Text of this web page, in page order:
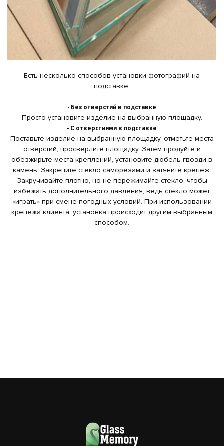
Есть несколько способов установки фотографий на
подставке:
- Без отверстий в подставке
Просто установите изделие на выбранную площадку.
- С отверстиями в подставке
Поставьте изделие на выбранную площадку, отметьте места
отверстий, просверлите площадку. Затем продуйте и
обезжирьте места креплений, установите дюбель-гвозди в
камень. Закрепите стекло саморезами и затяните крепеж.
Закручивайте плотно, но не пережимайте стекло, чтобы
избежать дополнительного давления, ведь стекло может
«играть» при смене погодных условий. При использовании
крепежа клиента, установка происходит другим выбранным
способом.